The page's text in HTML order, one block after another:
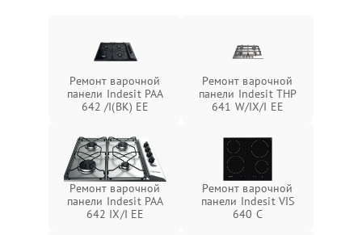
Ремонт варочной
панели Indesit PAA
642 /I(BK) EE
Ремонт варочной
панели Indesit THP
641 W/IX/I EE
Ремонт варочной
панели Indesit PAA
642 IX/I EE
Ремонт варочной
панели Indesit VIS
640 C